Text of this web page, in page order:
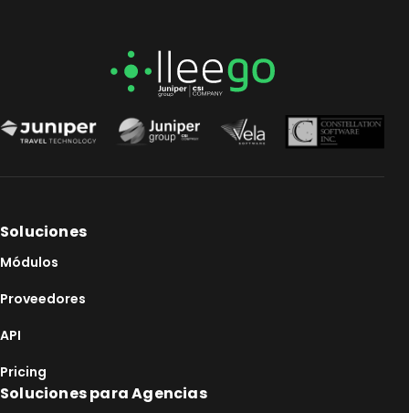
Soluciones
Módulos
Proveedores
API
Pricing
Soluciones para Agencias